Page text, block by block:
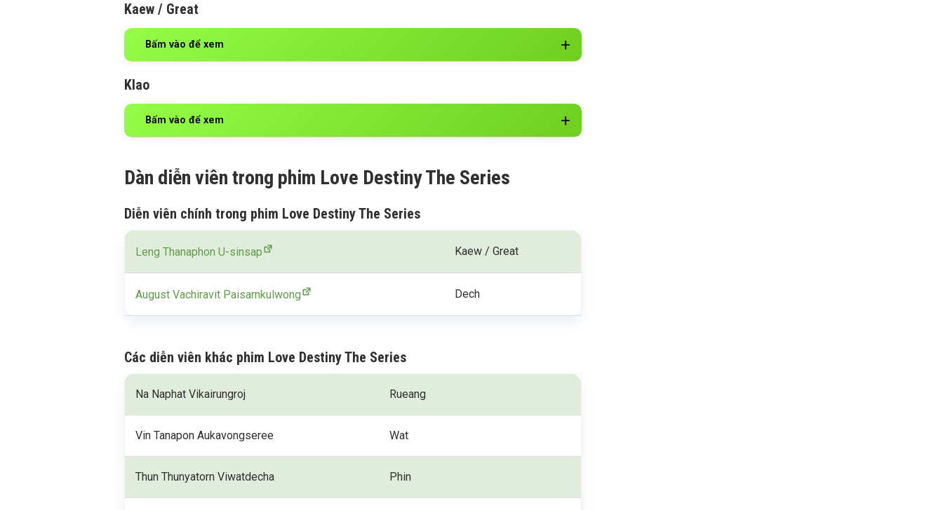
Kaew / Great
Bấm vào để xem
Klao
Bấm vào để xem
Dàn diễn viên trong phim Love Destiny The Series
Diễn viên chính trong phim Love Destiny The Series
Leng Thanaphon U-sinsap Kaew / Great
August Vachiravit Paisarnkulwong Dech
Các diễn viên khác phim Love Destiny The Series
Na Naphat Vikairungroj Rueang
Vin Tanapon Aukavongseree Wat
Thun Thunyatorn Viwatdecha Phin